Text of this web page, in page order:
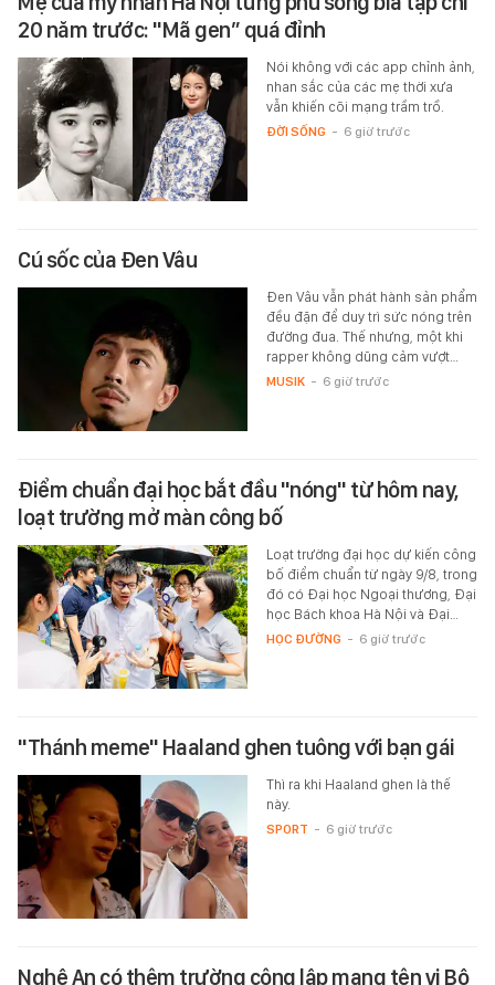
20 năm trước: "Mã gen” quá đỉnh
Nói không với các app chỉnh ảnh,
nhan sắc của các mẹ thời xưa
vẫn khiến cõi mạng trầm trồ.
ĐỜI SỐNG - 6 giờ trước
Cú sốc của Đen Vâu
Đen Vâu vẫn phát hành sản phẩm
đều đặn để duy trì sức nóng trên
đường đua. Thế nhưng, một khi
rapper không dũng cảm vượt…
MUSIK - 6 giờ trước
Điểm chuẩn đại học bắt đầu "nóng" từ hôm nay,
loạt trường mở màn công bố
Loạt trường đại học dự kiến công
bố điểm chuẩn từ ngày 9/8, trong
đó có Đại học Ngoại thương, Đại
học Bách khoa Hà Nội và Đại…
HỌC ĐƯỜNG - 6 giờ trước
"Thánh meme" Haaland ghen tuông với bạn gái
Thì ra khi Haaland ghen là thế
này.
SPORT - 6 giờ trước
Nghệ An có thêm trường công lập mang tên vị Bộ